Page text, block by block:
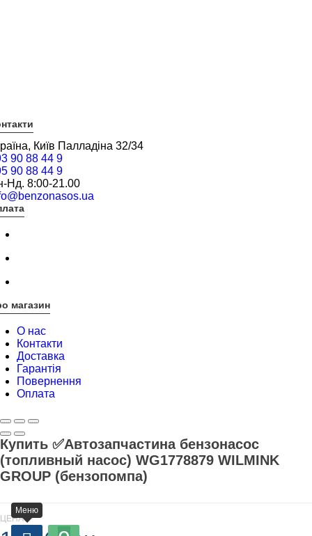
Київ Палладіна 32/34
90 88 44 9
90 88 44 9
Нд. 8:00-21.00
магазин
О нас
Контакти
Доставка
Гарантія
Повернення
Оплата
Купить ✅Автозапчастина бензонасос
(топливный насос) WG1778879 WILMINK
GROUP (бензопомпа)
ЦЕНА
Меню